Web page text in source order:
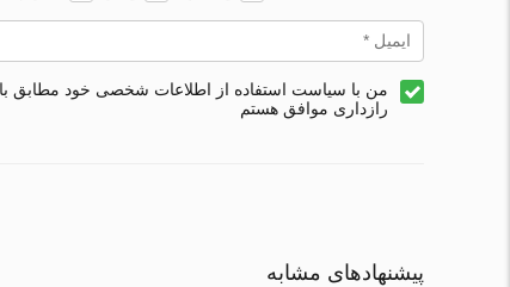
من با سیاست استفاده از اطلاعات شخصی خود مطابق
رازداری موافق هستم
پیشنهادهای مشابه